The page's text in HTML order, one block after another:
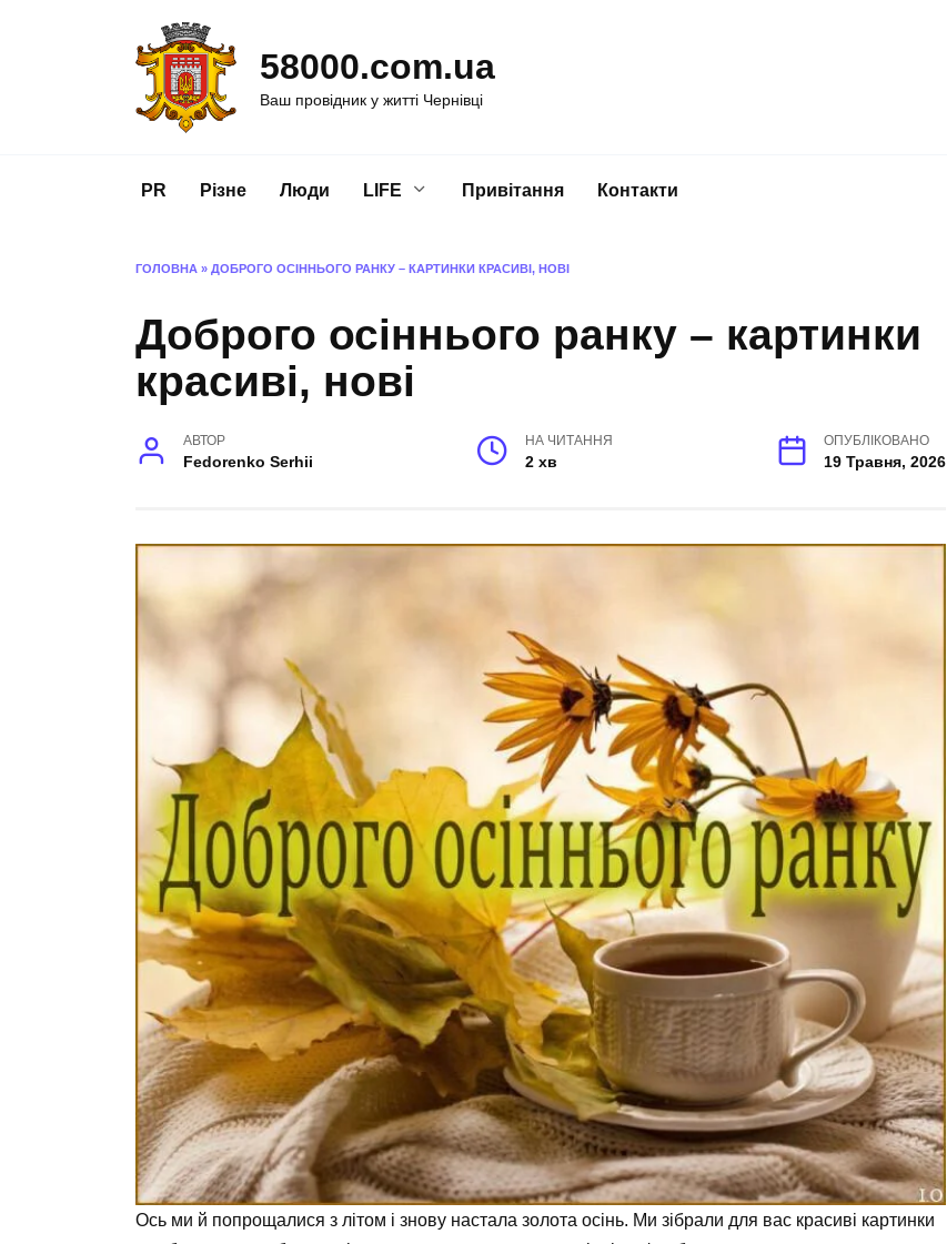
58000.com.ua
Ваш провідник у житті Чернівці
PR Різне Люди LIFE Привітання Контакти
ГОЛОВНА » ДОБРОГО ОСІННЬОГО РАНКУ – КАРТИНКИ КРАСИВІ, НОВІ
Доброго осіннього ранку – картинки
красиві, нові
АВТОР
Fedorenko Serhii
НА ЧИТАННЯ
2 хв
ОПУБЛІКОВАНО
19 Травня, 2026
Ось ми й попрощалися з літом і знову настала золота осінь. Ми зібрали для вас красиві картинки